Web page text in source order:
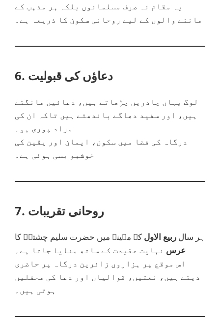
یہ مقام نہ صرف مسلمانوں بلکہ ہر مذہب کے
ماننے والوں کے لیے روحانی سکون کا ذریعہ ہے۔
6. دعاؤں کی قبولیت
لوگ یہاں چادریں چڑھاتے ہیں، دعائیں مانگتے
ہیں، اور سفید دھاگے باندھتے ہیں تاکہ ان کی
مراد پوری ہو۔
درگاہ کی فضا میں سکون، ایمان اور یقین کی
خوشبو بسی ہوئی ہے۔
7. روحانی تقریبات
ہر سال ربیع الاول کے مہینے میں حضرت سلیم چشتیؒ کا
عرس نہایت عقیدت کے ساتھ منایا جاتا ہے۔
اس موقع پر ہزاروں زائرین درگاہ پر حاضری
دیتے ہیں، نعتیں، قوالیاں اور دعا کی محفلیں
ہوتی ہیں۔